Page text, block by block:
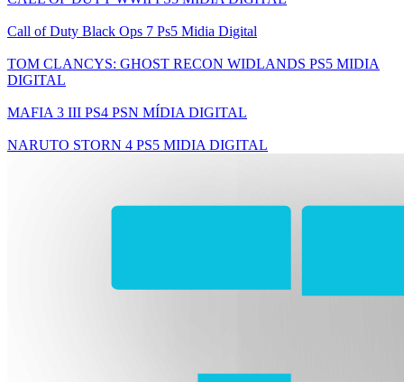
Call of Duty Black Ops 7 Ps5 Midia Digital
TOM CLANCYS: GHOST RECON WIDLANDS PS5 MIDIA
DIGITAL
MAFIA 3 III PS4 PSN MÍDIA DIGITAL
NARUTO STORN 4 PS5 MIDIA DIGITAL